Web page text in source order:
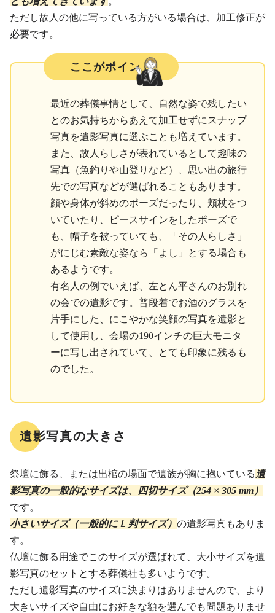
ただし故人の他に写っている方がいる場合は、加工修正が
必要です。
ここがポイント
最近の葬儀事情として、自然な姿で残したい
とのお気持ちからあえて加工せずにスナップ
写真を遺影写真に選ぶことも増えています。
また、故人らしさが表れているとして趣味の
写真（魚釣りや山登りなど）、思い出の旅行
先での写真などが選ばれることもあります。
顔や身体が斜めのポーズだったり、頬杖をつ
いていたり、ピースサインをしたポーズで
も、帽子を被っていても、「その人らしさ」
がにじむ素敵な姿なら「よし」とする場合も
あるようです。
有名人の例でいえば、左とん平さんのお別れ
の会での遺影です。普段着でお酒のグラスを
片手にした、にこやかな笑顔の写真を遺影と
して使用し、会場の190インチの巨大モニタ
ーに写し出されていて、とても印象に残るも
のでした。
遺影写真の大きさ
祭壇に飾る、または出棺の場面で遺族が胸に抱いている 遺
影写真の一般的なサイズは、四切サイズ（254 × 305 mm）
です。
小さいサイズ（一般的にＬ判サイズ） の遺影写真もありま
す。
仏壇に飾る用途でこのサイズが選ばれて、大小サイズを遺
影写真のセットとする葬儀社も多いようです。
ただし遺影写真のサイズに決まりはありませんので、より
大きいサイズや自由にお好きな額を選んでも問題ありませ